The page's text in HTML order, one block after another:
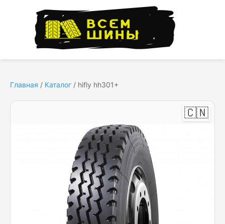
Главная / Каталог / hifly hh301+
🇨🇳